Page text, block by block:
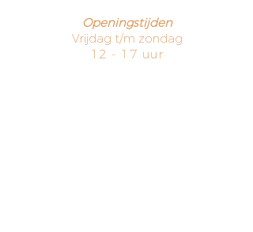
Openingstijden
Vrijdag t/m zondag
12 - 17 uur